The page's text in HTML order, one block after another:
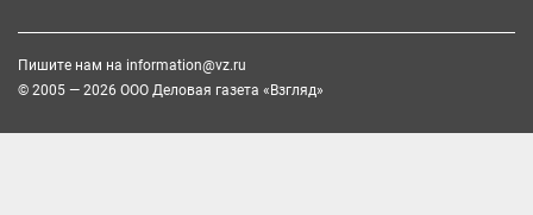
Пишите нам на information@vz.ru
© 2005 — 2026 ООО Деловая газета «Взгляд»